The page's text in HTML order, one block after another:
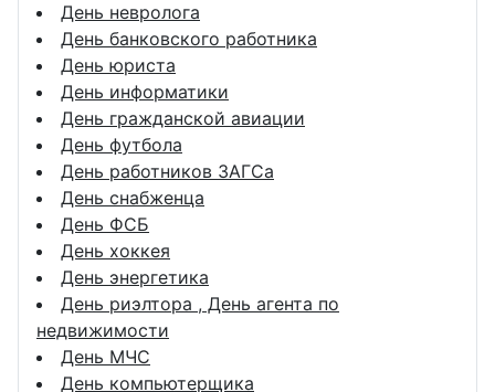
День невролога
День банковского работника
День юриста
День информатики
День гражданской авиации
День футбола
День работников ЗАГСа
День снабженца
День ФСБ
День хоккея
День энергетика
День риэлтора , День агента по
недвижимости
День МЧС
День компьютерщика